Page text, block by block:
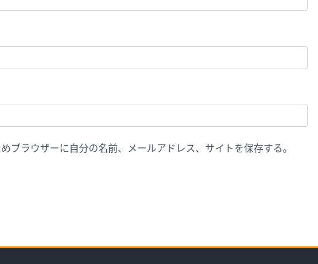
ブラウザーに自分の名前、メールアドレス、サイトを保存する。